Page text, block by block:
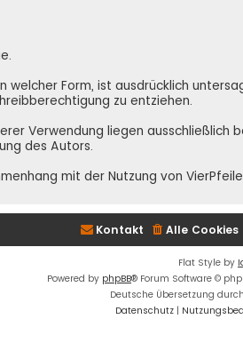
Form, ist ausdrücklich
zu entziehen.
Verwendung liegen ausschließlich
des Autors.
mit der Nutzung von
Alle
Kontakt
Flat Style by
Powered by phpBB® Forum Software ©
Deutsche Übersetzung durch
Datenschutz |